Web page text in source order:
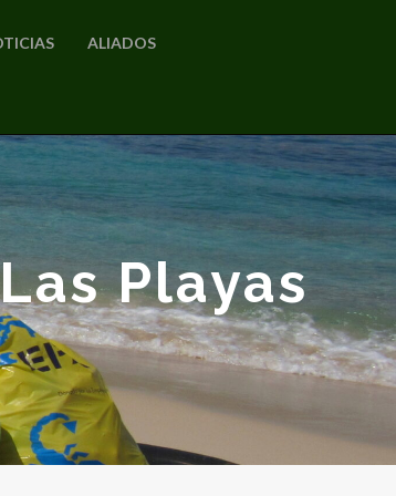
ALIADOS
Playas